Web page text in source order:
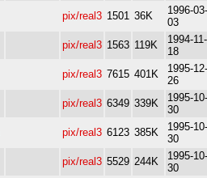
pix/real3 1501 36K
1996-03-
03
pix/real3 1563 119K
1994-11-
18
pix/real3 7615 401K
1995-12-
26
pix/real3 6349 339K
1995-10-
30
pix/real3 6123 385K
1995-10-
30
pix/real3 5529 244K
1995-10-
30